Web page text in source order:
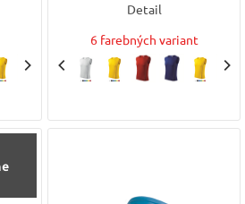
Detail
6 farebných variant